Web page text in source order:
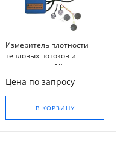
Измеритель плотности
тепловых потоков и
температуры 10-
канальный ИТП-МГ4.03/Х(I)
Поток
Цена по запросу
В КОРЗИНУ